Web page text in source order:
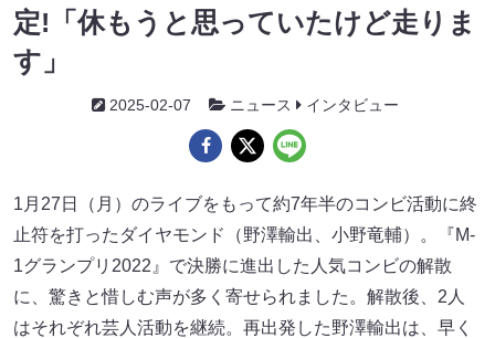
定!「休もうと思っていたけど走りま
す」
2025-02-07 ニュース インタビュー
1月27日（月）のライブをもって約7年半のコンビ活動に終
止符を打ったダイヤモンド（野澤輸出、小野竜輔）。『M-
1グランプリ2022』で決勝に進出した人気コンビの解散
に、驚きと惜しむ声が多く寄せられました。解散後、2人
はそれぞれ芸人活動を継続。再出発した野澤輸出は、早く